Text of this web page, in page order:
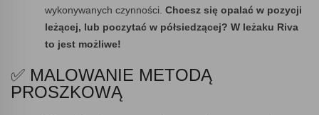
wykonywanych czynności. Chcesz się opalać w pozycji
leżącej, lub poczytać w półsiedzącej? W leżaku Riva
to jest możliwe!
✅ MALOWANIE METODĄ
PROSZKOWĄ